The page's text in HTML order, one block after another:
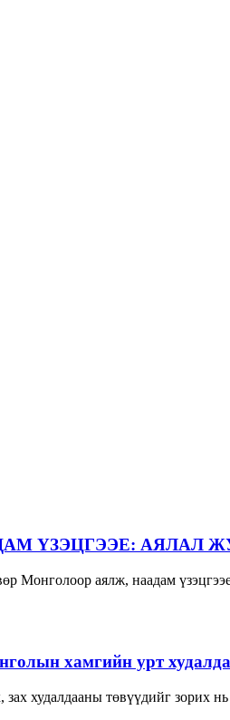
ҮЗЭЦГЭЭЕ: АЯЛАЛ
Монголоор аялж, наадам
хамгийн урт
худалдааны төвүүдийг зорих